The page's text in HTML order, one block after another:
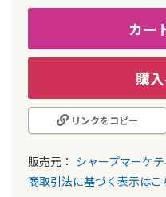
カー
購
リンクをコピー
販売元： シャープマーケ
商取引法に基づく表示はこ